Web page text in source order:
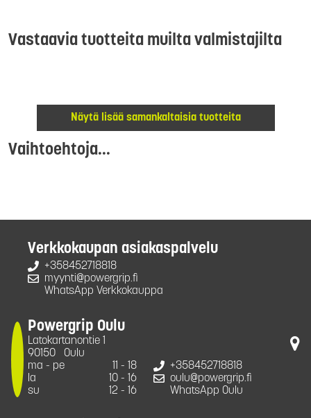
Vastaavia tuotteita muilta valmistajilta
Näytä lisää samankaltaisia tuotteita
Vaihtoehtoja...
Verkkokaupan asiakaspalvelu
+358452718818
myynti@powergrip.fi
WhatsApp Verkkokauppa
Powergrip Oulu
Latokartanontie 1
90150
Oulu
ma - pe
11 - 18
la
10 - 16
su
12 - 16
+358452718818
oulu@powergrip.fi
WhatsApp Oulu